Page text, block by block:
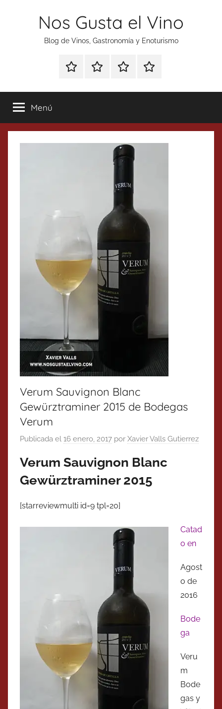
Nos Gusta el Vino
Blog de Vinos, Gastronomía y Enoturismo
Especial
Tonics
Enoturismo
Gastronomía
RankingContacto
Menú
Verum Sauvignon Blanc
Gewürztraminer 2015 de Bodegas
Verum
Publicada el 16 enero, 2017 por Xavier Valls Gutierrez
Verum Sauvignon Blanc
Gewürztraminer 2015
[starreviewmulti id=9 tpl=20]
Catad
o en
Agost
o de
2016
Bode
ga
Veru
m
Bode
gas y